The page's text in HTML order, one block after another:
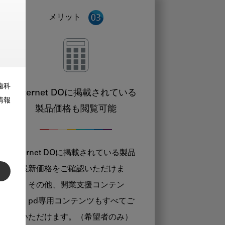
科
報
メリット
Internet DOに掲載されている
製品価格も閲覧可能
Internet DOに掲載されている製品
の最新価格をご確認いただけま
す。その他、開業支援コンテン
ツ、pd専用コンテンツもすべてご
覧いただけます。（希望者のみ）